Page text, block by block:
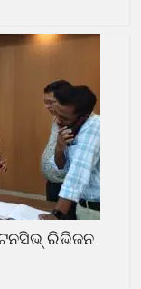
ରିଭିଜନ